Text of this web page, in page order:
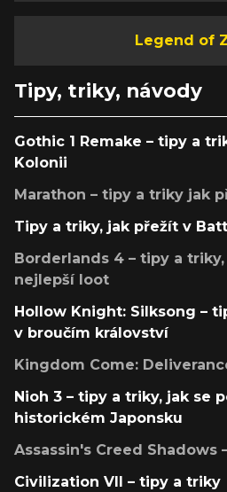
Legend of
Tipy, triky, návody
Gothic 1 Remake – tipy a
Kolonii
Marathon – tipy a triky jak
Tipy a triky, jak přežít v
Borderlands 4 – tipy a
nejlepší loot
Hollow Knight: Silksong –
v broučím království
Kingdom Come:
Nioh 3 – tipy a triky, jak se
historickém Japonsku
Assassin's Creed Shadows
Civilization VII – tipy a triky